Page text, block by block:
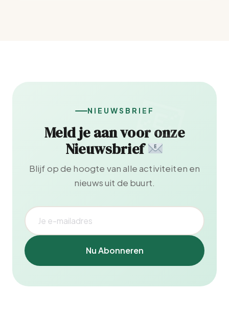
NIEUWSBRIEF
Meld je aan voor onze
Nieuwsbrief
Blijf op de hoogte van alle activiteiten en
nieuws uit de buurt.
Nu Abonneren